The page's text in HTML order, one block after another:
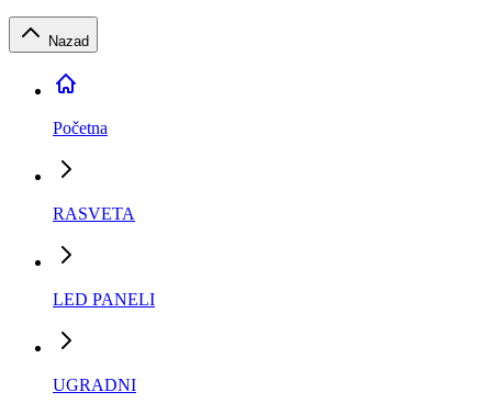
Nazad
Početna
RASVETA
LED PANELI
UGRADNI